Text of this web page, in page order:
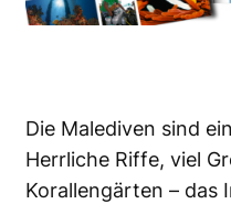
Die Malediven sind
Herrliche Riffe, viel
Korallengärten – das